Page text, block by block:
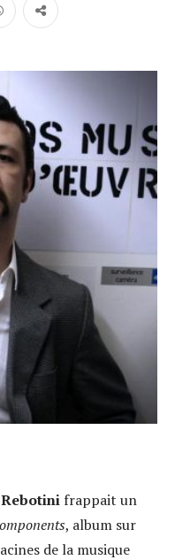
frappait un
, album sur
de la musique